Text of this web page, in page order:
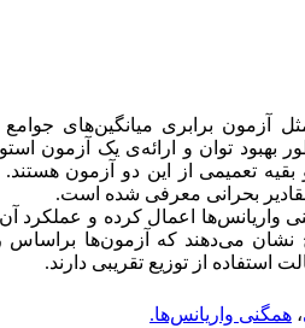
آزمون برابری میانگین‌های جوامع
توان و ارائه‌ی یک آزمون
تعمیمی از این دو آزمون هستند.
بحرانی معرفی شده است.
واریانس‌ها اعمال کرده و عملکرد
نشان می‌دهند که آزمون‌ها
از توزیع تقریبی دارند.
، همگنی واریانس‌ها.